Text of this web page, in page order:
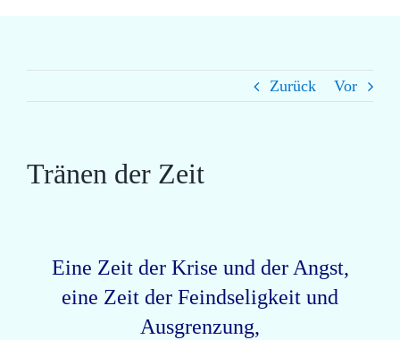
Zurück Vor
Tränen der Zeit
Eine Zeit der Krise und der Angst,
eine Zeit der Feindseligkeit und
Ausgrenzung,